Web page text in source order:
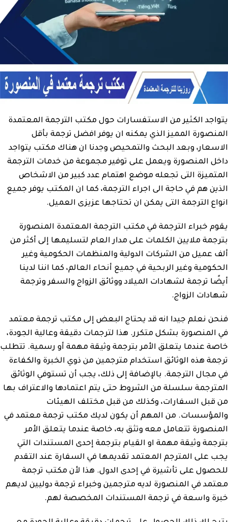
يتواجد الكثير من الاستفسارات حول مكتب الترجمة المعتمدة
المنصورة المميز الذي يمكنه ان يوفر افضل ترجمة بأقل
الاسعار، وبعد البحث والتمحيص وجدنا ان هناك مكتب يتواجد
داخل المنصورة ويعمل على توفير مجموعة من خدمات الترجمة
المتميزة التى تجعله موضع اهتمام عدد كبير من الاشخاص
الذين هم في حاجة الى اجراء الترجمة، كما ان المكتب يوفر جميع
انواع الترجمة التى يمكن ان تحتاجها عزيزى العميل.
يقوم خبراء الترجمة في مكتب الترجمة المعتمدة المنصورة
بترجمة ملايين الكلمات على مدار العام لتسليمها إلى أكثر من
ألف عميل من الشركات الدولية والمنظمات الحكومية وغير
الحكومية وغير الربحية في جميع أنحاء العالم، كما اننا لدينا
أيضًا ترجمة لشهادات الميلاد ووثائق الزواج والسفر وترجمة
شهادات الزواج.
فنحن نعلم جيدا انه قد يحتاج البعض إلى مكتب ترجمة معتمد
في المنصورة بشكل متكرر. هذا لترجمات دقيقة وعالية الجودة،
خاصة عندما يتعلق الأمر بترجمة وثيقة مهمة أو رسمية. تتطلب
ترجمة هذه الوثائق استخدام مترجمين من ذوي الخبرة والكفاءة
في مجال الترجمة. بالإضافة إلى ذلك، يجب أن تستوفي الوثائق
المترجمة سلسلة من الشروط حتى يتم اعتمادها والاعتراف بها
من قبل السفارات، وكذلك من قبل مختلف الهيئات
والمؤسسات. من المهم أن يكون لديك مكتب ترجمة معتمد في
المنصورة تتعامل معه وتثق به، خاصة عندما يتعلق الأمر
بترجمة وثيقة مهمة او القيام بترجمة إحدى المستندات التي
يجب على المترجم المعتمد تقديمها في السفارة عند التقدم
للحصول على تأشيرة في إحدى الدول. هذا لأن مكتب ترجمة
معتمد في المنصورة لديه مترجمين وخبراء ترجمة دوليين لديهم
خبرة واسعة في ترجمة المستندات المخصصة لهم.